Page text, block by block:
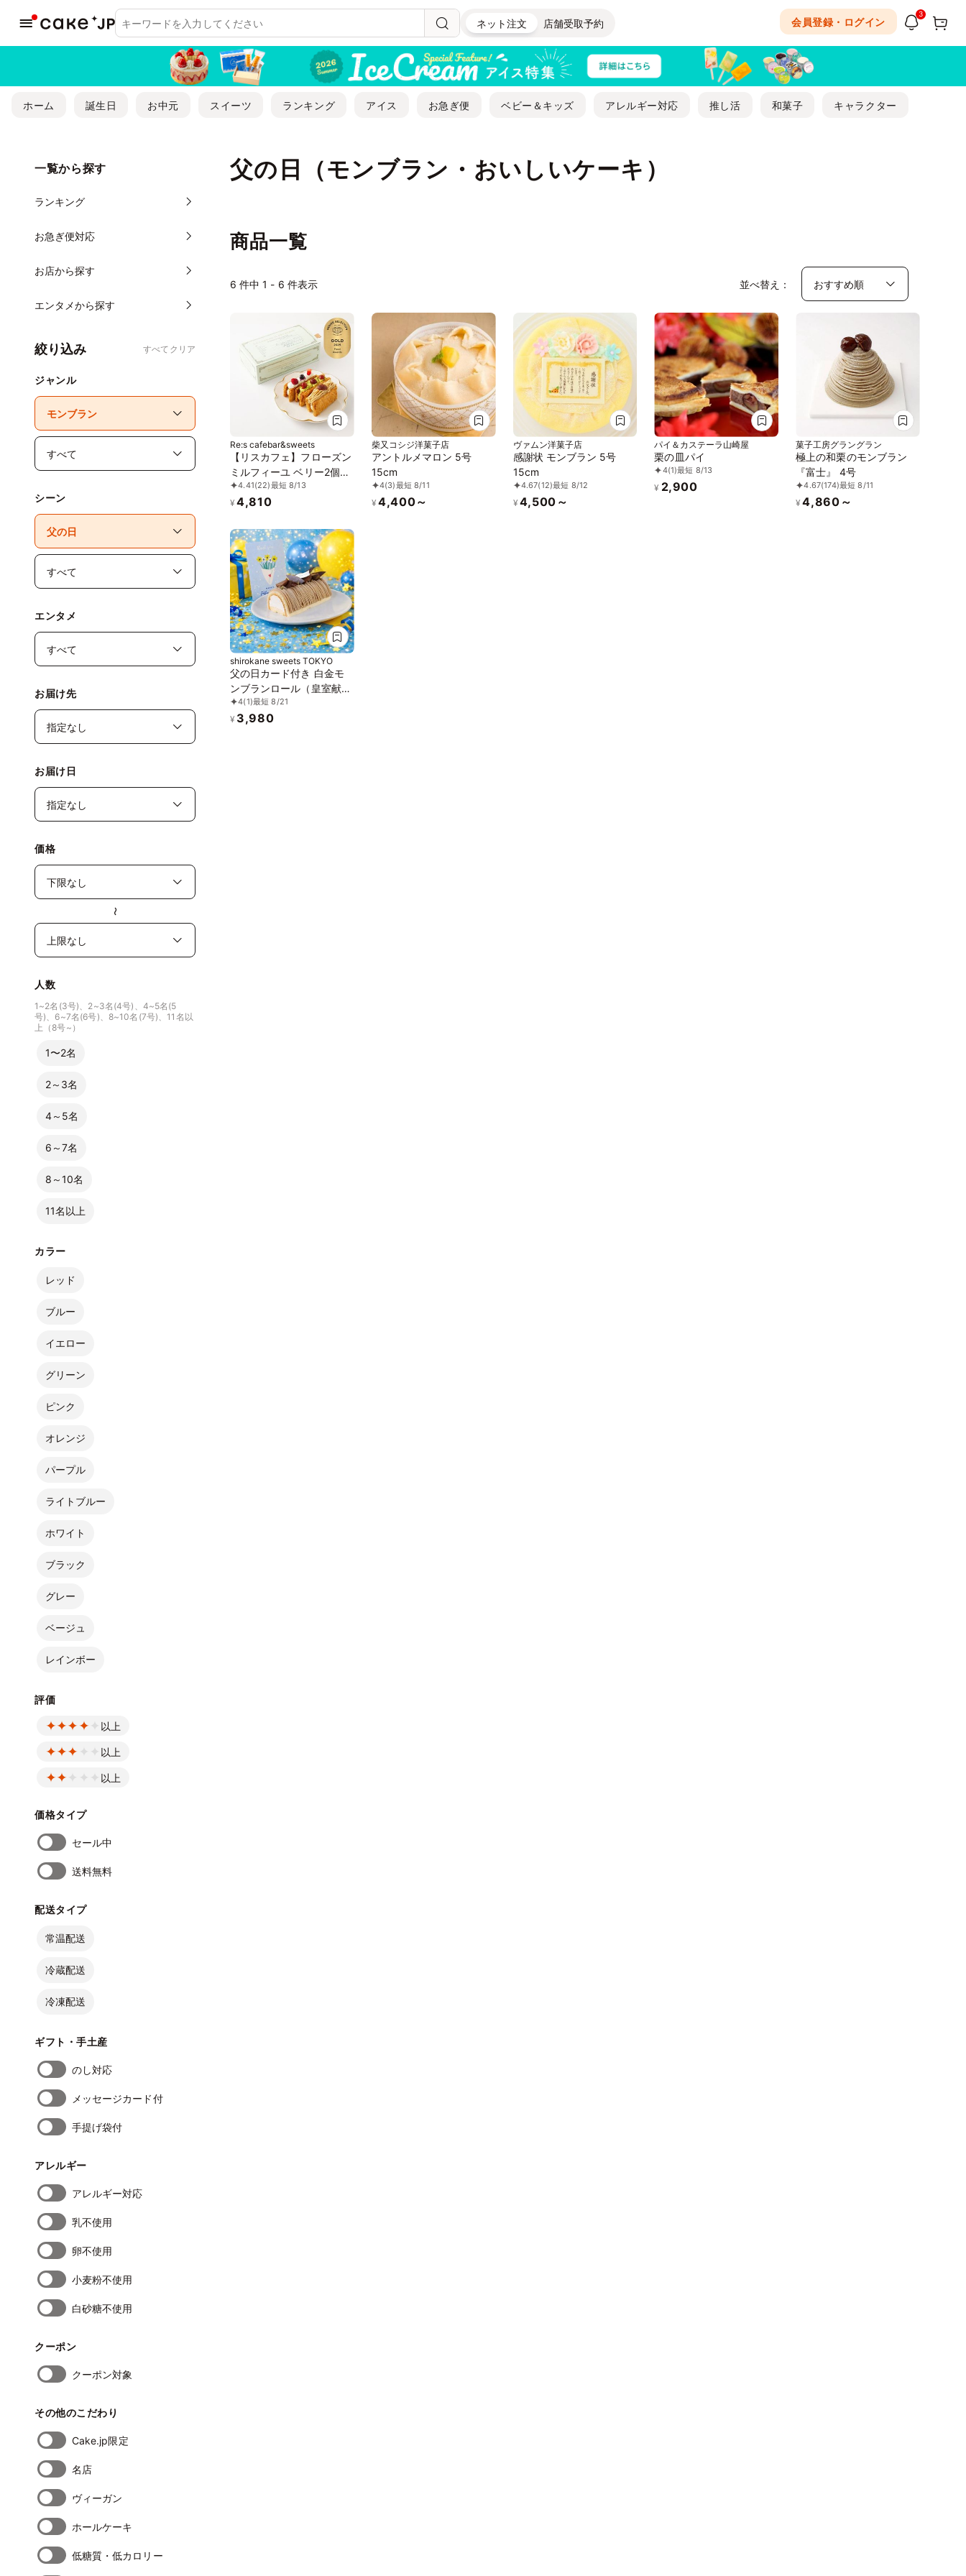
ネット注文 店舗受取予約 会員登録・ログイン
3
ホーム 誕生日 お中元 スイーツ ランキング アイス お急ぎ便 ベビー＆キッズ アレルギー対応 推し活 和菓子 キャラクター
父の日（モンブラン・おいしいケーキ）
一覧から探す
ランキング
お急ぎ便対応
お店から探す
エンタメから探す
絞り込み すべてクリア
ジャンル
シーン
エンタメ
お届け先
お届け日
価格
〜
人数
1~2名(3号)、2~3名(4号)、4~5名(5
号)、6~7名(6号)、8~10名(7号)、11名以
上（8号~）
1〜2名
2～3名
4～5名
6～7名
8～10名
11名以上
カラー
レッド
ブルー
イエロー
グリーン
ピンク
オレンジ
パープル
ライトブルー
ホワイト
ブラック
グレー
ベージュ
レインボー
評価
以上
以上
以上
価格タイプ
セール中
送料無料
配送タイプ
常温配送
冷蔵配送
冷凍配送
ギフト・手土産
のし対応
メッセージカード付
手提げ袋付
アレルギー
アレルギー対応
乳不使用
卵不使用
小麦粉不使用
白砂糖不使用
クーポン
クーポン対象
その他のこだわり
Cake.jp限定
名店
ヴィーガン
ホールケーキ
低糖質・低カロリー
商品一覧
6 件中 1 - 6 件表示 並べ替え：
Re:s cafebar&sweets
【リスカフェ】フローズン
ミルフィーユ ベリー2個＆
ピスタチオ2個＆モンブラ
ン2個入り
4.41(22)最短 8/13
¥ 4,810
柴又コシジ洋菓子店
アントルメマロン 5号
15cm
4(3)最短 8/11
¥ 4,400～
ヴァムン洋菓子店
感謝状 モンブラン 5号
15cm
4.67(12)最短 8/12
¥ 4,500～
パイ＆カステーラ山崎屋
栗の皿パイ
4(1)最短 8/13
¥ 2,900
菓子工房グラングラン
極上の和栗のモンブラン
『富士』 4号
4.67(174)最短 8/11
¥ 4,860～
shirokane sweets TOKYO
父の日カード付き 白金モ
ンブランロール（皇室献上
栗 山江栗）
4(1)最短 8/21
¥ 3,980